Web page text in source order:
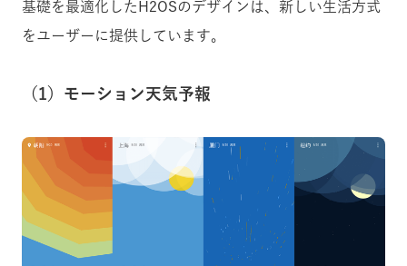
基礎を最適化したH2OSのデザインは、新しい生活方式
をユーザーに提供しています。
（1）モーション天気予報